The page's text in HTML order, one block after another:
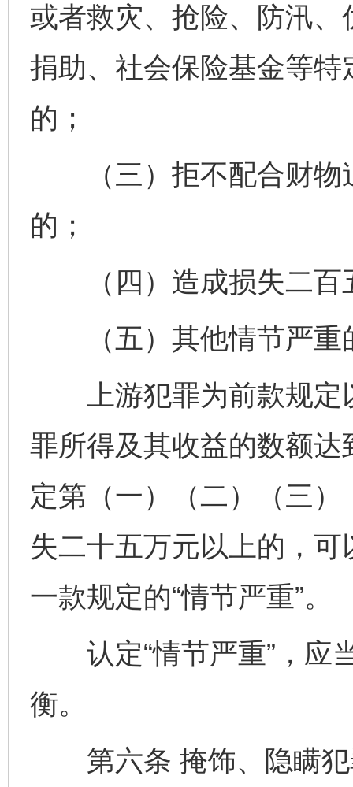
或者救灾、抢险、防汛
捐助、社会保险基金等
的；
（三）拒不配合财物
的；
（四）造成损失二百
（五）其他情节严重
上游犯罪为前款规定
罪所得及其收益的数额
定第（一）（二）（三
失二十五万元以上的，
一款规定的“情节严重”。
认定“情节严重”，应
衡。
第六条 掩饰、隐瞒犯